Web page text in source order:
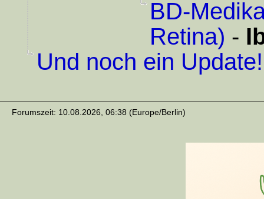
BD-
Retina) -
Und noch ein Update!
Forumszeit: 10.08.2026, 06:38 (Europe/Berlin)